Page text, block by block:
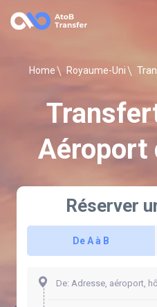
Home Royaume-Uni
Aéroport
Réserver
De A à B